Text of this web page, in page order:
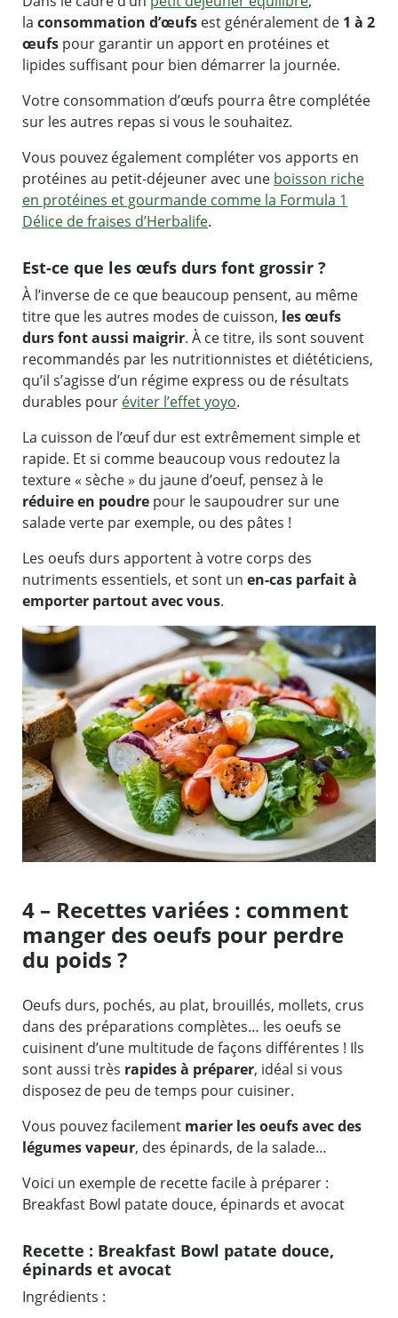
la consommation d’œufs est généralement de 1 à 2
œufs pour garantir un apport en protéines et
lipides suffisant pour bien démarrer la journée.
Votre consommation d’œufs pourra être complétée
sur les autres repas si vous le souhaitez.
Vous pouvez également compléter vos apports en
protéines au petit-déjeuner avec une boisson riche
en protéines et gourmande comme la Formula 1
Délice de fraises d’Herbalife.
Est-ce que les œufs durs font grossir ?
À l’inverse de ce que beaucoup pensent, au même
titre que les autres modes de cuisson, les œufs
durs font aussi maigrir. À ce titre, ils sont souvent
recommandés par les nutritionnistes et diététiciens,
qu’il s’agisse d’un régime express ou de résultats
durables pour éviter l’effet yoyo.
La cuisson de l’œuf dur est extrêmement simple et
rapide. Et si comme beaucoup vous redoutez la
texture « sèche » du jaune d’oeuf, pensez à le
réduire en poudre pour le saupoudrer sur une
salade verte par exemple, ou des pâtes !
Les oeufs durs apportent à votre corps des
nutriments essentiels, et sont un en-cas parfait à
emporter partout avec vous.
4 – Recettes variées : comment
manger des oeufs pour perdre
du poids ?
Oeufs durs, pochés, au plat, brouillés, mollets, crus
dans des préparations complètes… les oeufs se
cuisinent d’une multitude de façons différentes ! Ils
sont aussi très rapides à préparer, idéal si vous
disposez de peu de temps pour cuisiner.
Vous pouvez facilement marier les oeufs avec des
légumes vapeur, des épinards, de la salade…
Voici un exemple de recette facile à préparer :
Breakfast Bowl patate douce, épinards et avocat
Recette : Breakfast Bowl patate douce,
épinards et avocat
Ingrédients :